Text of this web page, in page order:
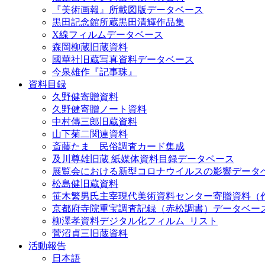
『美術画報』所載図版データベース
黒田記念館所蔵黒田清輝作品集
X線フィルムデータベース
森岡柳蔵旧蔵資料
國華社旧蔵写真資料データベース
今泉雄作『記事珠』
資料目録
久野健寄贈資料
久野健寄贈ノート資料
中村傳三郎旧蔵資料
山下菊二関連資料
斎藤たま 民俗調査カード集成
及川尊雄旧蔵 紙媒体資料目録データベース
展覧会における新型コロナウイルスの影響データ
松島健旧蔵資料
笹木繁男氏主宰現代美術資料センター寄贈資料（
京都府寺院重宝調査記録（赤松調書）データベー
柳澤孝資料デジタル化フィルム_リスト
菅沼貞三旧蔵資料
活動報告
日本語